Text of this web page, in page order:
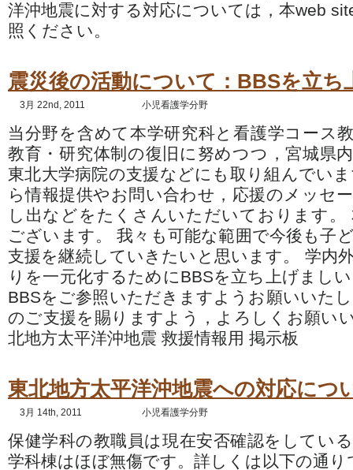
洋沖地震に対する対応については，本web
照ください。
震災後の活動について：BBSを立ち
3月 22nd, 2011 小児看護学分野
当分野を含めて本学研究科と看護学コース
教育・研究体制の復旧に努めつつ，宮城県
東北大学病院の支援などにも取り組んでい
ら情報提供やお問い合わせ，応援のメッセ
し出などをたくさんいただいております
ございます。 我々も可能な範囲で今後も子
支援を継続していきたいと思います。 学内
りを一元化するためにBBSを立ち上げまし
BBSをご参照いただきますようお願いいた
のご支援を賜りますよう，よろしくお願
北地方太平洋沖地震 救援情報用 掲示板
東北地方太平洋沖地震への対応につ
3月 14th, 2011 小児看護学分野
保健学科の教職員は現在安否確認をしてい
学科棟はほぼ無傷です。詳しくは以下の通り